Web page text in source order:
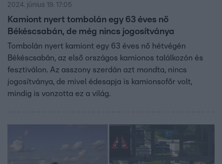
2024. június 19. 17:05
Kamiont nyert tombolán egy 63 éves nő
Békéscsabán, de még nincs jogosítványa
Tombolán nyert kamiont egy 63 éves nő hétvégén
Békéscsabán, az első országos kamionos találkozón és
fesztiválon. Az asszony szerdán azt mondta, nincs
jogosítványa, de mivel édesapja is kamionsofőr volt,
mindig is vonzotta ez a világ.